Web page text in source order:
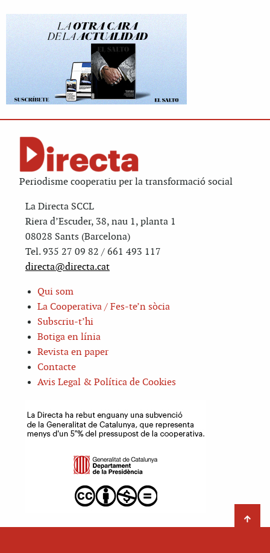
Periodisme cooperatiu per la transformació social
La Directa SCCL
Riera d’Escuder, 38, nau 1, planta 1
08028 Sants (Barcelona)
Tel. 935 27 09 82 / 661 493 117
directa@directa.cat
Qui som
La Cooperativa / Fes-te’n sòcia
Subscriu-t’hi
Botiga en línia
Revista en paper
Contacte
Avis Legal & Política de Cookies